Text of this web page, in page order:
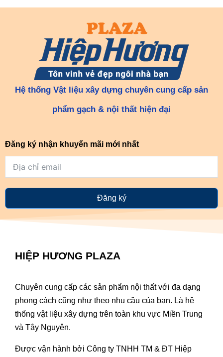
Hệ thống Vật liệu xây dựng chuyên cung cấp sản
phẩm gạch & nội thất hiện đại
Đăng ký nhận khuyến mãi mới nhất
Đăng ký
HIỆP HƯƠNG PLAZA
Chuyên cung cấp các sản phẩm nội thất với đa dạng
phong cách cũng như theo nhu cầu của bạn. Là hệ
thống vật liệu xây dựng trên toàn khu vực Miền Trung
và Tây Nguyên.
Được vận hành bởi Công ty TNHH TM & ĐT Hiệp